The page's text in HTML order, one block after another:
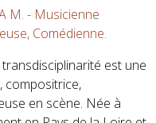
est une
compositrice,
en scène. Née à